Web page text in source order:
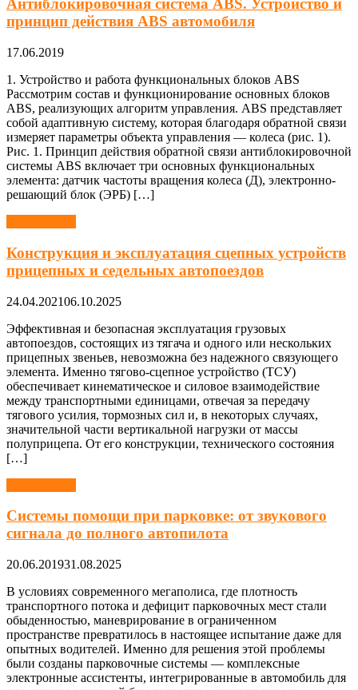
Антиблокировочная система ABS. Устройство и
принцип действия ABS автомобиля
17.06.2019
1. Устройство и работа функциональных блоков ABS
Рассмотрим состав и функционирование основных блоков
ABS, реализующих алгоритм управления. ABS представляет
собой адаптивную систему, которая благодаря обратной связи
измеряет параметры объекта управления — колеса (рис. 1).
Рис. 1. Принцип действия обратной связи антиблокировочной
системы ABS включает три основных функциональных
элемента: датчик частоты вращения колеса (Д), электронно-
решающий блок (ЭРБ) […]
Конструкция и эксплуатация сцепных устройств
прицепных и седельных автопоездов
24.04.202106.10.2025
Эффективная и безопасная эксплуатация грузовых
автопоездов, состоящих из тягача и одного или нескольких
прицепных звеньев, невозможна без надежного связующего
элемента. Именно тягово-сцепное устройство (ТСУ)
обеспечивает кинематическое и силовое взаимодействие
между транспортными единицами, отвечая за передачу
тягового усилия, тормозных сил и, в некоторых случаях,
значительной части вертикальной нагрузки от массы
полуприцепа. От его конструкции, технического состояния
[…]
Системы помощи при парковке: от звукового
сигнала до полного автопилота
20.06.201931.08.2025
В условиях современного мегаполиса, где плотность
транспортного потока и дефицит парковочных мест стали
обыденностью, маневрирование в ограниченном
пространстве превратилось в настоящее испытание даже для
опытных водителей. Именно для решения этой проблемы
были созданы парковочные системы — комплексные
электронные ассистенты, интегрированные в автомобиль для